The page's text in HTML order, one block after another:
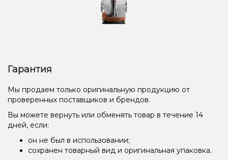
Гарантия
Мы продаем только оригинальную продукцию от
проверенных поставщиков и брендов.
Вы можете вернуть или обменять товар в течение 14
дней, если:
он не был в использовании;
сохранен товарный вид и оригинальная упаковка.